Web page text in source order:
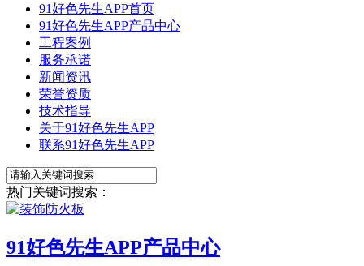
91好色先生APP首页
91好色先生APP产品中心
工程案例
服务承诺
新闻资讯
荣誉资质
技术指导
关于91好色先生APP
联系91好色先生APP
热门关键词搜索：
91好色先生APP产品中心